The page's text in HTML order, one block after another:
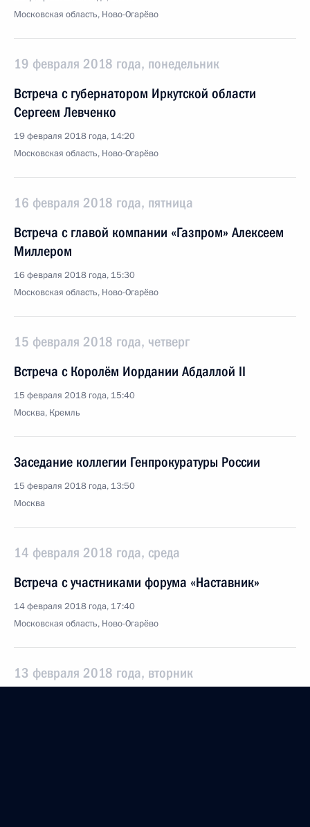
Московская область, Ново-Огарёво
19 февраля 2018 года, понедельник
Встреча с губернатором Иркутской области
Сергеем Левченко
19 февраля 2018 года, 14:20
Московская область, Ново-Огарёво
16 февраля 2018 года, пятница
Встреча с главой компании «Газпром» Алексеем
Миллером
16 февраля 2018 года, 15:30
Московская область, Ново-Огарёво
15 февраля 2018 года, четверг
Встреча с Королём Иордании Абдаллой II
15 февраля 2018 года, 15:40
Москва, Кремль
Заседание коллегии Генпрокуратуры России
15 февраля 2018 года, 13:50
Москва
14 февраля 2018 года, среда
Встреча с участниками форума «Наставник»
14 февраля 2018 года, 17:40
Московская область, Ново-Огарёво
13 февраля 2018 года, вторник